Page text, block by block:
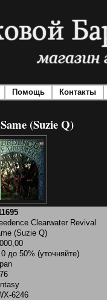
Помощь Контакты
(Suzie Q)
Clearwater Revival
(Suzie Q)
0 до 50% (уточняйте)
6246